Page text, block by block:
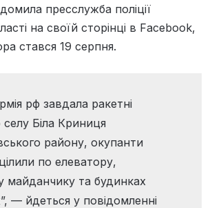
пресслужба поліції
на своїй сторінці в Facebook,
стався 19 серпня.
рф завдала ракетні
Біла Криниця
району, окупанти
по елеватору,
майданчику та будинках
— йдеться у повідомленні